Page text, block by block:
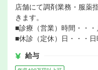
店舗にて調剤業務・服薬
きます。
■診療（営業）時間・・
■休診（定休）日・・・日
給与